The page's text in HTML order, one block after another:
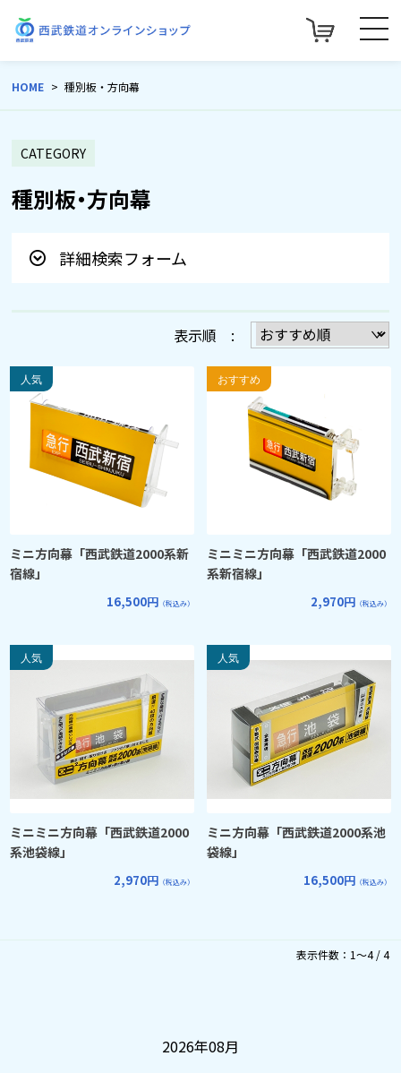
HOME 種別板・方向幕
CATEGORY
種別板・方向幕
詳細検索フォーム
表示順 :
ミニ方向幕「西武鉄道2000系新
宿線」
16,500円 （税込み）
ミニミニ方向幕「西武鉄道2000
系新宿線」
2,970円 （税込み）
ミニミニ方向幕「西武鉄道2000
系池袋線」
2,970円 （税込み）
ミニ方向幕「西武鉄道2000系池
袋線」
16,500円 （税込み）
表示件数：1～4 / 4
2026年08月